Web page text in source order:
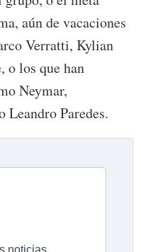
aún de vacaciones
Verratti, Kylian
o los que han
Neymar,
Paredes.